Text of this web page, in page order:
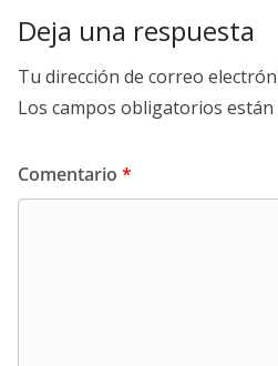
Deja una respuesta
Tu dirección de correo
Los campos obligatorios están
Comentario *